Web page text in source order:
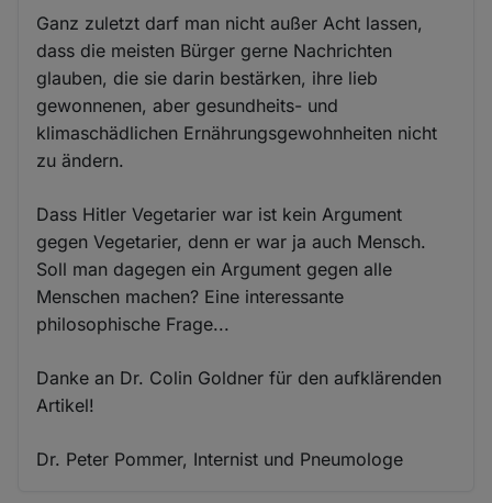
Ganz zuletzt darf man nicht außer Acht lassen,
dass die meisten Bürger gerne Nachrichten
glauben, die sie darin bestärken, ihre lieb
gewonnenen, aber gesundheits- und
klimaschädlichen Ernährungsgewohnheiten nicht
zu ändern.
Dass Hitler Vegetarier war ist kein Argument
gegen Vegetarier, denn er war ja auch Mensch.
Soll man dagegen ein Argument gegen alle
Menschen machen? Eine interessante
philosophische Frage...
Danke an Dr. Colin Goldner für den aufklärenden
Artikel!
Dr. Peter Pommer, Internist und Pneumologe